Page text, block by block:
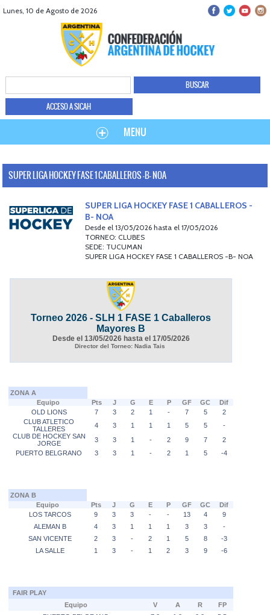
Lunes, 10 de Agosto de 2026
ACCESO A SICAH
MENU
SUPER LIGA HOCKEY FASE 1 CABALLEROS -B- NOA
SUPER LIGA HOCKEY FASE 1 CABALLEROS -
B- NOA
Desde el 13/05/2026 hasta el 17/05/2026
TORNEO: CLUBES
SEDE: TUCUMAN
SUPER LIGA HOCKEY FASE 1 CABALLEROS -B- NOA